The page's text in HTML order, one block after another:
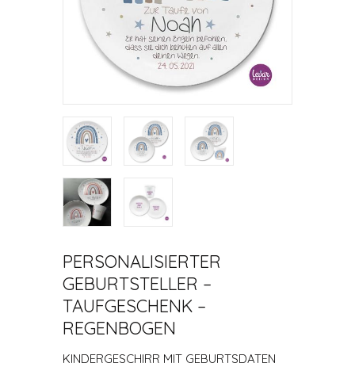
PERSONALISIERTER
GEBURTSTELLER –
TAUFGESCHENK –
REGENBOGEN
KINDERGESCHIRR MIT GEBURTSDATEN